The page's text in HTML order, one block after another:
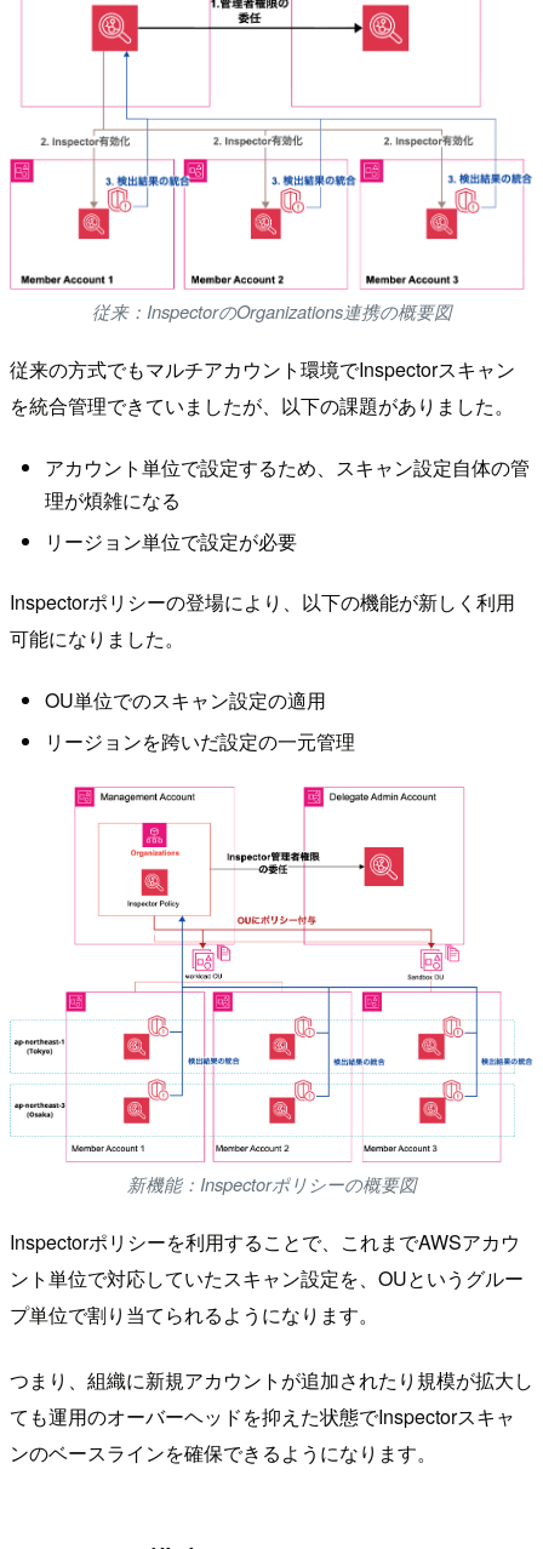
従来：InspectorのOrganizations連携の概要図
従来の方式でもマルチアカウント環境でInspectorスキャン
を統合管理できていましたが、以下の課題がありました。
アカウント単位で設定するため、スキャン設定自体の管
理が煩雑になる
リージョン単位で設定が必要
Inspectorポリシーの登場により、以下の機能が新しく利用
可能になりました。
OU単位でのスキャン設定の適用
リージョンを跨いだ設定の一元管理
新機能：Inspectorポリシーの概要図
Inspectorポリシーを利用することで、これまでAWSアカウ
ント単位で対応していたスキャン設定を、OUというグルー
プ単位で割り当てられるようになります。
つまり、組織に新規アカウントが追加されたり規模が拡大し
ても運用のオーバーヘッドを抑えた状態でInspectorスキャ
ンのベースラインを確保できるようになります。